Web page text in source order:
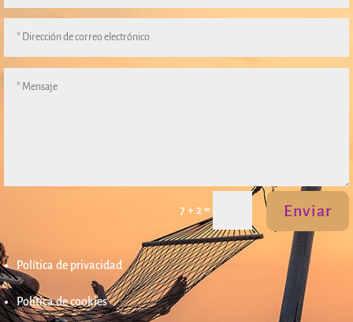
7 + 2= Enviar
Política de privacidad
Política de cookies